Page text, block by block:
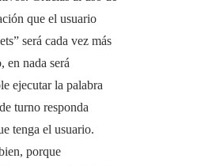
que el usuario
será cada vez más
en nada será
ejecutar la palabra
turno responda
tenga el usuario.
porque